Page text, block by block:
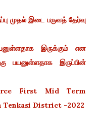
முதல் இடை பருவத் தேர்வு
இருக்கும் என
பயனுள்ளதாக இருப்பின்
First Mid Term
Tenkasi District -2022